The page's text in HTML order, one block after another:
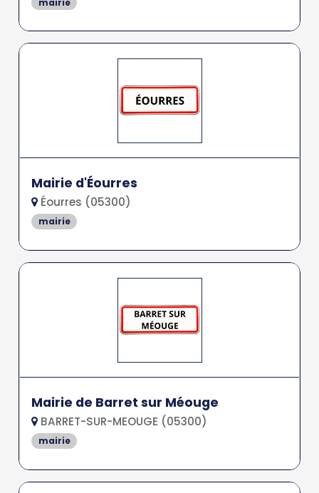
Mairie d'Éourres
Éourres (05300)
mairie
Mairie de Barret sur Méouge
BARRET-SUR-MEOUGE (05300)
mairie